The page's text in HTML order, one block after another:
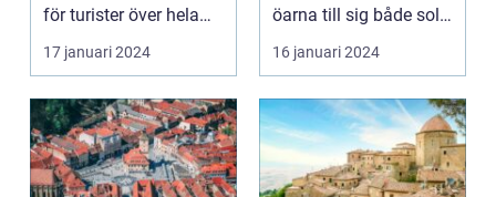
för turister över hela
vä...
17 januari 2024
öarna till sig både sol-
och äventyrs...
16 januari 2024